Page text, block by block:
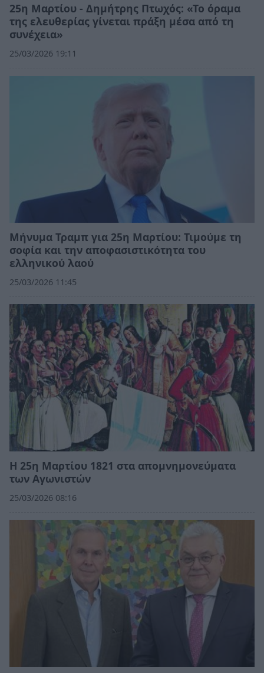
25η Μαρτίου - Δημήτρης Πτωχός: «Το όραμα
της ελευθερίας γίνεται πράξη μέσα από τη
συνέχεια»
25/03/2026 19:11
Μήνυμα Τραμπ για 25η Μαρτίου: Τιμούμε τη
σοφία και την αποφασιστικότητα του
ελληνικού λαού
25/03/2026 11:45
Η 25η Μαρτίου 1821 στα απομνημονεύματα
των Αγωνιστών
25/03/2026 08:16